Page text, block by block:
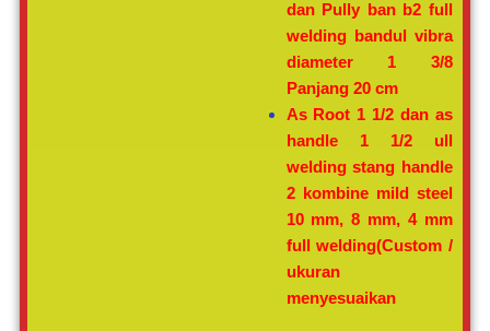
dan Pully ban b2 full
welding bandul vibra
diameter 1 3/8
Panjang 20 cm
As Root 1 1/2 dan as
handle 1 1/2 ull
welding stang handle
2 kombine mild steel
10 mm, 8 mm, 4 mm
full welding(Custom /
ukuran
menyesuaikan